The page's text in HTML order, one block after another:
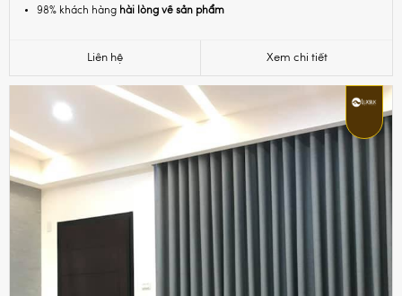
98% khách hàng hài lòng về sản phẩm
Liên hệ Xem chi tiết